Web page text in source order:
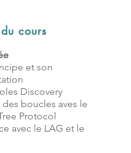
cours
et son
Discovery
boucles aves le
Protocol
avec le LAG et le